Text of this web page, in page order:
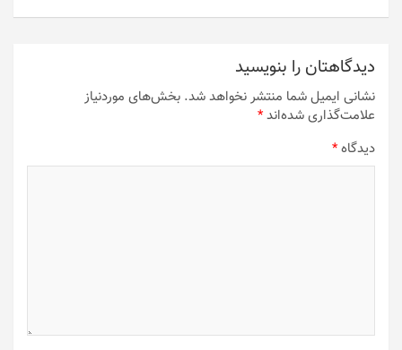
دیدگاهتان را بنویسید
نشانی ایمیل شما منتشر نخواهد شد. بخش‌های موردنیاز
علامت‌گذاری شده‌اند*
دیدگاه*